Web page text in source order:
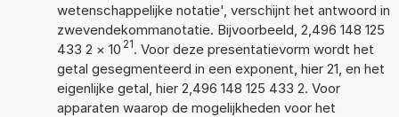
wetenschappelijke notatie', verschijnt het antwoord in
zwevendekommanotatie. Bijvoorbeeld, 2,496 148 125
433 2 × 10 21. Voor deze presentatievorm wordt het
getal gesegmenteerd in een exponent, hier 21, en het
eigenlijke getal, hier 2,496 148 125 433 2. Voor
apparaten waarop de mogelijkheden voor het